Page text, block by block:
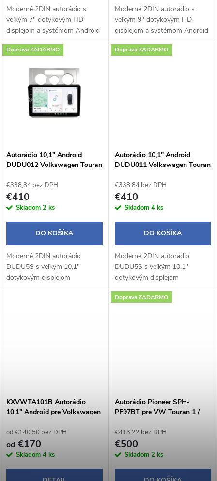
d
u
k
u
k
Moderné 2DIN autorádio s
veľkým 7" dotykovým HD
displejom a systémom Android
14 prináša pohodlné a
inteligentné ovládanie počas
CarPlay a Android Auto...
Moderné 2DIN autorádio s
veľkým 9" dotykovým HD
displejom a systémom Android
14 prináša pohodlné a
inteligentné ovládanie počas
Doprava ZADARMO
Autorádio 10,1" Android
DUDU012 Volkswagen Touran
klimatizácie
€338,84 bez DPH
€410
Skladom 2 ks
DO KOŠÍKA
Moderné 2DIN autorádio
DUDU5S s veľkým 10,1"
dotykovým displejom
1280×720 px a praktickým
Doprava ZADARMO
Autorádio 10,1" Android
DUDU011 Volkswagen Touran
klimatizácie
€338,84 bez DPH
€410
Skladom 4 ks
DO KOŠÍKA
Moderné 2DIN autorádio
DUDU5S s veľkým 10,1"
dotykovým displejom
1280×720 px a praktickým
otočným potenciometrom
KXVWTA101B Autorádio
10,1" Android pre Volkswagen
od €140,50 bez DPH
od €170
Skladom 4 ks
Doprava ZADARMO
Autorádio Pioneer SPH-
PF97BT pre VW Touran 1 /
€413,22 bez DPH
€500
Skladom 2 ks